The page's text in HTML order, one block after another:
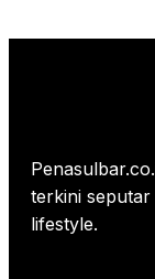
terkini
lifestyle.